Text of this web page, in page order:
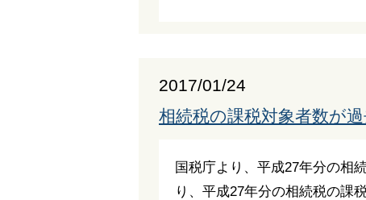
2017/01/24
相続税の課税対象者数が
国税庁より、平成27年分の相
り、平成27年分の相続税の課